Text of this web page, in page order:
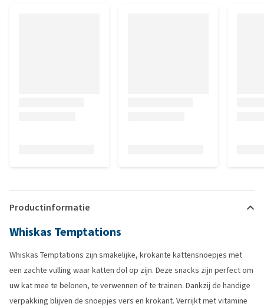
Productinformatie
Whiskas Temptations
Whiskas Temptations zijn smakelijke, krokante kattensnoepjes met
een zachte vulling waar katten dol op zijn. Deze snacks zijn perfect om
uw kat mee te belonen, te verwennen of te trainen. Dankzij de handige
verpakking blijven de snoepjes vers en krokant. Verrijkt met vitamine